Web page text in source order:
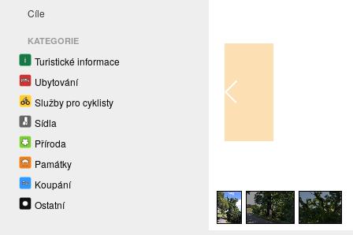
Cíle
KATEGORIE
Turistické informace
Ubytování
Služby pro cyklisty
Sídla
Příroda
Památky
Koupání
Ostatní